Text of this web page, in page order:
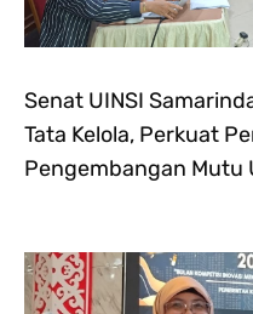
Senat UINSI
Tata Kelola, Perkuat
Pengembangan Mutu